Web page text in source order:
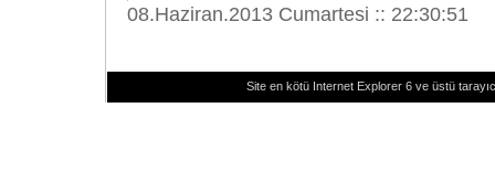
08.Haziran.2013 Cumartesi :: 22:30:51
Site en kötü Internet Explorer 6 ve üstü